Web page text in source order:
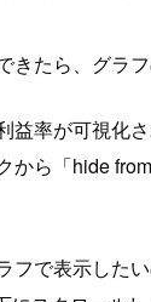
きたら、グラフ
益率が可視化
から「hide
フで表示した